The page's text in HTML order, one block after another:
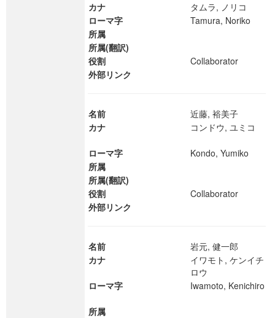
カナ
タムラ, ノリコ
ローマ字
Tamura, Noriko
所属
所属(翻訳)
役割
Collaborator
外部リンク
名前
近藤, 裕美子
カナ
コンドウ, ユミコ
ローマ字
Kondo, Yumiko
所属
所属(翻訳)
役割
Collaborator
外部リンク
名前
岩元, 健一郎
カナ
イワモト, ケンイチ
ロウ
ローマ字
Iwamoto, Kenichiro
所属